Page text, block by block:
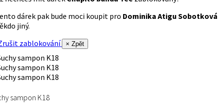
dárek pak bude moci koupit pro Dominika Atigu Sobotková
jiný.
zablokování
× Zpět
sampon K18